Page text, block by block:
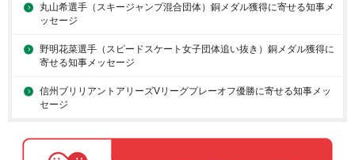
丸山希選手（スキージャンプ混合団体）銅メダル獲得に寄せる知事メ
ッセージ
野明花菜選手（スピードスケート女子団体追い抜き）銅メダル獲得に
寄せる知事メッセージ
信州ブリリアントアリーズVリーグプレーオフ優勝に寄せる知事メッ
セージ